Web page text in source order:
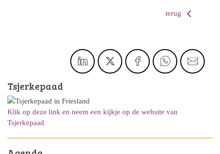
terug
Tsjerkepaad
Klik op deze link en neem een kijkje op de website van
Tsjerkepaad